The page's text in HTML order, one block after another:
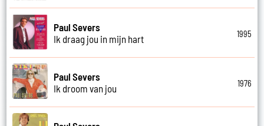
Paul Severs
Ik draag jou in mijn hart
1995
Paul Severs
Ik droom van jou
1976